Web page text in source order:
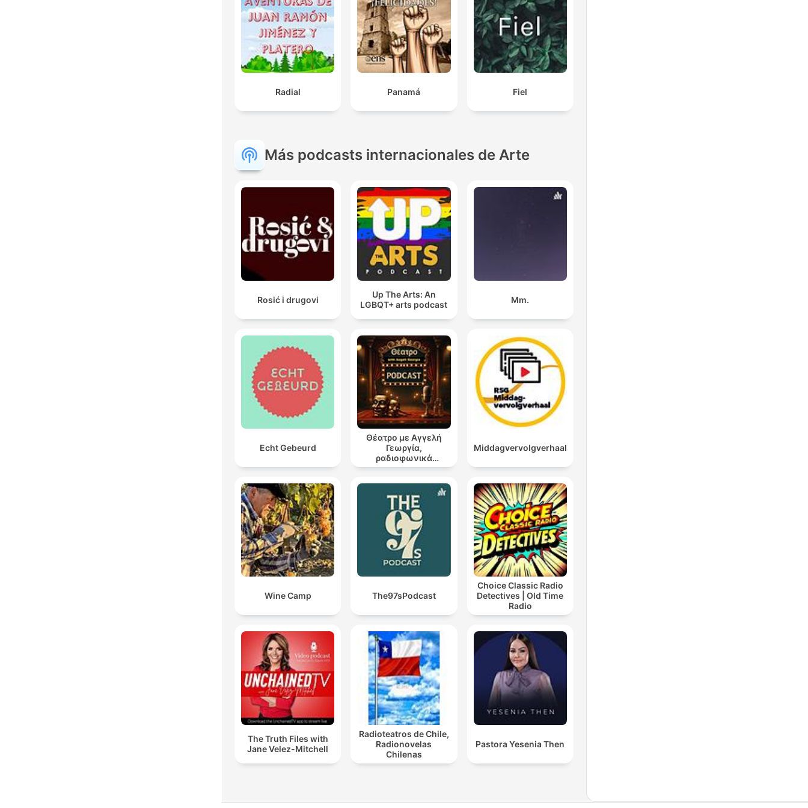
Radial Panamá Fiel
Más podcasts internacionales de Arte
Rosić i drugovi
Up The Arts: An
LGBQT+ arts podcast
Mm.
Echt Gebeurd
Θέατρο με Αγγελή
Γεωργία,
ραδιοφωνικά
θεατρικά έργα
Middagvervolgverhaal
Wine Camp The97sPodcast
Choice Classic Radio
Detectives | Old Time
Radio
The Truth Files with
Jane Velez-Mitchell
Radioteatros de Chile,
Radionovelas
Chilenas
Pastora Yesenia Then